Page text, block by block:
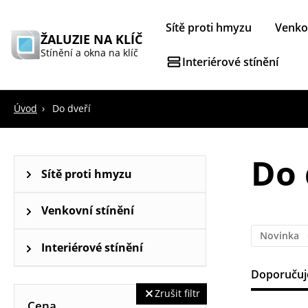
ŽALUZIE NA KLÍČ
Stínění a okna na klíč
Sítě proti hmyzu
Interiérové stínění
Úvod Do dveří
Sítě proti hmyzu
Sítě proti hmyzu na okna
Venkovní stínění
Venkovní rolety
Interiérové stínění
Horizontální žaluzie
Zrušit filtr
Novinka